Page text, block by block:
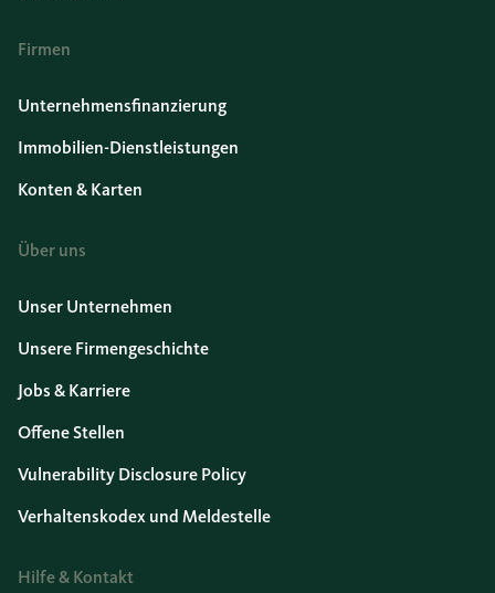
Firmen
Unternehmensfinanzierung
Immobilien-Dienstleistungen
Konten & Karten
Über uns
Unser Unternehmen
Unsere Firmengeschichte
Jobs & Karriere
Offene Stellen
Vulnerability Disclosure Policy
Verhaltenskodex und Meldestelle
Hilfe & Kontakt